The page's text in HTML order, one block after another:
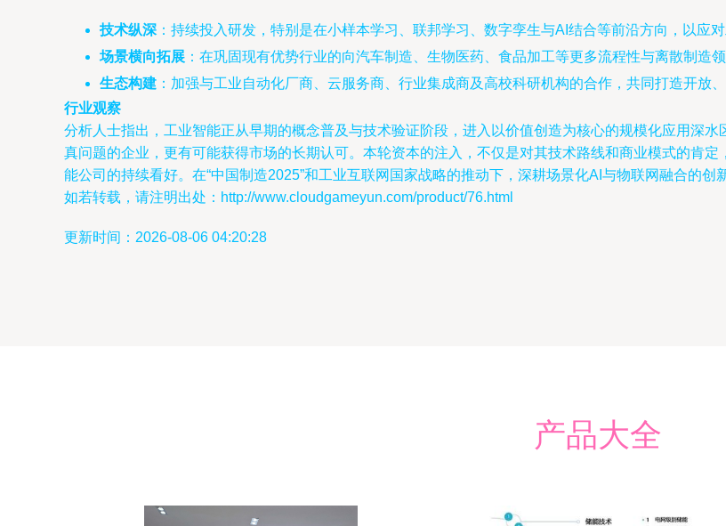
技术纵深 ：持续投入研发，特别是在小样本学习、联邦学习、数字孪生与AI结合等前沿方向，以应
场景横向拓展 ：在巩固现有优势行业的向汽车制造、生物医药、食品加工等更多流程性与离散制造
生态构建 ：加强与工业自动化厂商、云服务商、行业集成商及高校科研机构的合作，共同打造开放
行业观察
分析人士指出，工业智能正从早期的概念普及与技术验证阶段，进入以价值创造为核心的规模化应用深
真问题的企业，更有可能获得市场的长期认可。本轮资本的注入，不仅是对其技术路线和商业模式的肯
能公司的持续看好。在“中国制造2025”和工业互联网国家战略的推动下，深耕场景化AI与物联网融合的创
如若转载，请注明出处：http://www.cloudgameyun.com/product/76.html
更新时间：2026-08-06 04:20:28
产品大全